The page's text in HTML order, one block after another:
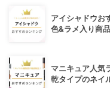
アイシャドウお
色&ラメ入り商
マニキュア人気
乾タイプのネイ